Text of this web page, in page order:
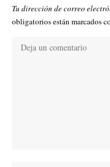
Tu dirección de correo
obligatorios están marcados